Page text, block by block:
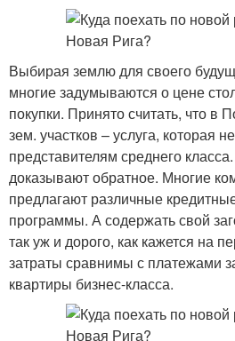
Выбирая землю для своего
многие задумываются о цене
покупки. Принято считать, что в
зем. участков – услуга, которая
представителям среднего
доказывают обратное. Многие
предлагают различные
программы. А содержать свой
так уж и дорого, как кажется на
затраты сравнимы с платежами
квартиры бизнес-класса.